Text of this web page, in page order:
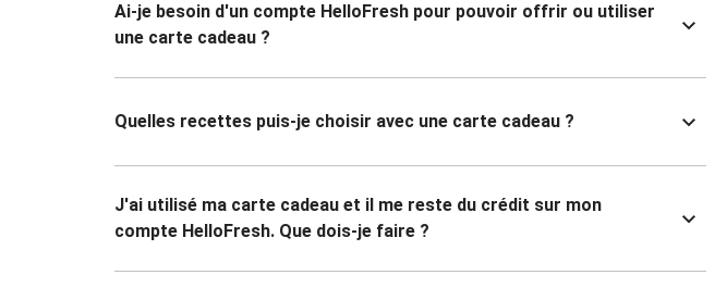
Ai-je besoin d'un compte HelloFresh pour pouvoir offrir ou utiliser
une carte cadeau ?
Quelles recettes puis-je choisir avec une carte cadeau ?
J'ai utilisé ma carte cadeau et il me reste du crédit sur mon
compte HelloFresh. Que dois-je faire ?